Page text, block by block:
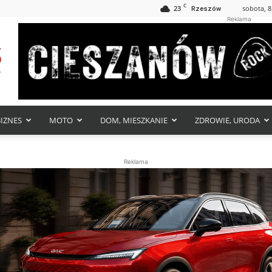
23 C Rzeszów sobota,
Reklama
MOTO DOM, MIESZKANIE ZDROWIE, URODA
Reklama